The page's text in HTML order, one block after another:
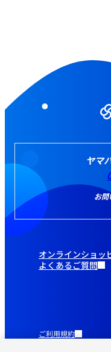
ヤマ
お
オンラインショッ
よくあるご質問
ご利用規約